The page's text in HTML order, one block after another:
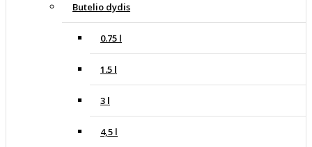
Butelio dydis
0.75 l
1.5 l
3 l
4,5 l